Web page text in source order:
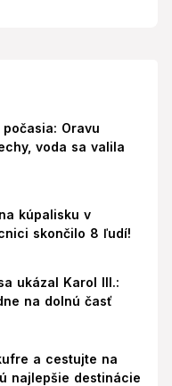
počasia: Oravu
voda sa valila
kúpalisku v
skončilo 8 ľudí!
ukázal Karol III.:
na dolnú časť
a cestujte na
najlepšie destinácie